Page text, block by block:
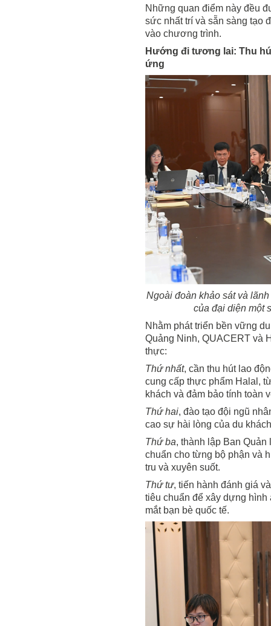
Những quan điểm này đều
sức nhất trí và sẵn sàng tạo
vào chương trình.
Hướng đi tương lai: Thu
ứng
Ngoài đoàn khảo sát và
của đại diện một
Nhằm phát triển bền vững
Quảng Ninh, QUACERT và
thực:
Thứ nhất, cần thu hút lao
cung cấp thực phẩm Halal,
khách và đảm bảo tính toàn
Thứ hai, đào tạo đội ngũ
cao sự hài lòng của du
Thứ ba, thành lập Ban
chuẩn cho từng bộ phận và
tru và xuyên suốt.
Thứ tư, tiến hành đánh giá
tiêu chuẩn để xây dựng hình
mắt bạn bè quốc tế.